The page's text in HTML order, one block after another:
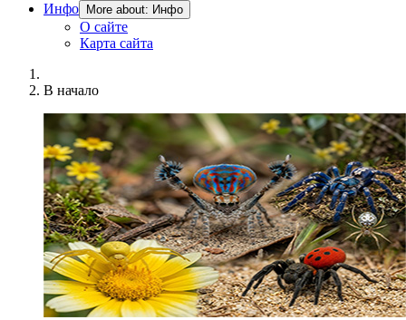
Инфо
More about: Инфо
О сайте
Карта сайта
В начало